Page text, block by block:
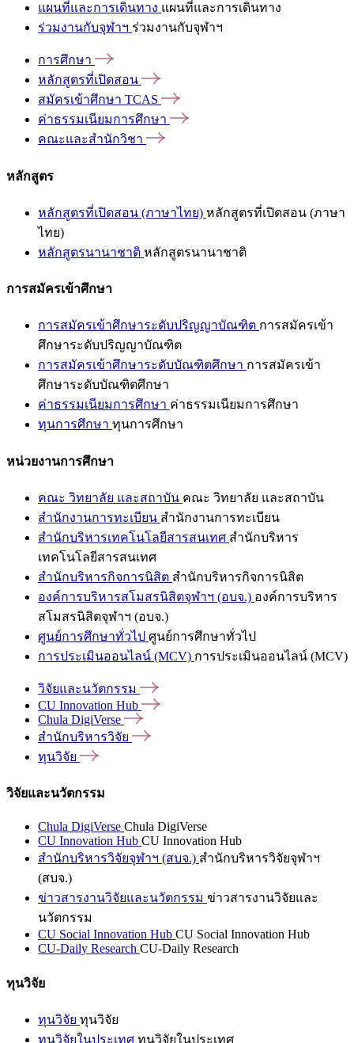
แผนที่และการเดินทาง แผนที่และการเดินทาง
ร่วมงานกับจุฬาฯ ร่วมงานกับจุฬาฯ
การศึกษา
หลักสูตรที่เปิดสอน
สมัครเข้าศึกษา TCAS
ค่าธรรมเนียมการศึกษา
คณะและสำนักวิชา
หลักสูตร
หลักสูตรที่เปิดสอน (ภาษาไทย) หลักสูตรที่เปิดสอน (ภาษา
ไทย)
หลักสูตรนานาชาติ หลักสูตรนานาชาติ
การสมัครเข้าศึกษา
การสมัครเข้าศึกษาระดับปริญญาบัณฑิต การสมัครเข้า
ศึกษาระดับปริญญาบัณฑิต
การสมัครเข้าศึกษาระดับบัณฑิตศึกษา การสมัครเข้า
ศึกษาระดับบัณฑิตศึกษา
ค่าธรรมเนียมการศึกษา ค่าธรรมเนียมการศึกษา
ทุนการศึกษา ทุนการศึกษา
หน่วยงานการศึกษา
คณะ วิทยาลัย และสถาบัน คณะ วิทยาลัย และสถาบัน
สำนักงานการทะเบียน สำนักงานการทะเบียน
สำนักบริหารเทคโนโลยีสารสนเทศ สำนักบริหาร
เทคโนโลยีสารสนเทศ
สำนักบริหารกิจการนิสิต สำนักบริหารกิจการนิสิต
องค์การบริหารสโมสรนิสิตจุฬาฯ (อบจ.) องค์การบริหาร
สโมสรนิสิตจุฬาฯ (อบจ.)
ศูนย์การศึกษาทั่วไป ศูนย์การศึกษาทั่วไป
การประเมินออนไลน์ (MCV) การประเมินออนไลน์ (MCV)
วิจัยและนวัตกรรม
CU Innovation Hub
Chula DigiVerse
สำนักบริหารวิจัย
ทุนวิจัย
วิจัยและนวัตกรรม
Chula DigiVerse Chula DigiVerse
CU Innovation Hub CU Innovation Hub
สำนักบริหารวิจัยจุฬาฯ (สบจ.) สำนักบริหารวิจัยจุฬาฯ
(สบจ.)
ข่าวสารงานวิจัยและนวัตกรรม ข่าวสารงานวิจัยและ
นวัตกรรม
CU Social Innovation Hub CU Social Innovation Hub
CU-Daily Research CU-Daily Research
ทุนวิจัย
ทุนวิจัย ทุนวิจัย
ทุนวิจัยในประเทศ ทุนวิจัยในประเทศ